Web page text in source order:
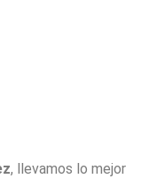
, llevamos lo mejor